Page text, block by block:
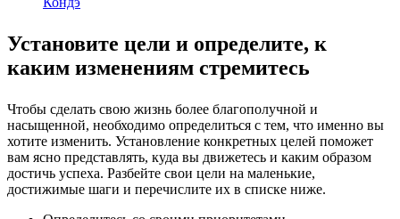
Установите цели и определите, к
каким изменениям стремитесь
Чтобы сделать свою жизнь более благополучной и
насыщенной, необходимо определиться с тем, что именно вы
хотите изменить. Установление конкретных целей поможет
вам ясно представлять, куда вы движетесь и каким образом
достичь успеха. Разбейте свои цели на маленькие,
достижимые шаги и перечислите их в списке ниже.